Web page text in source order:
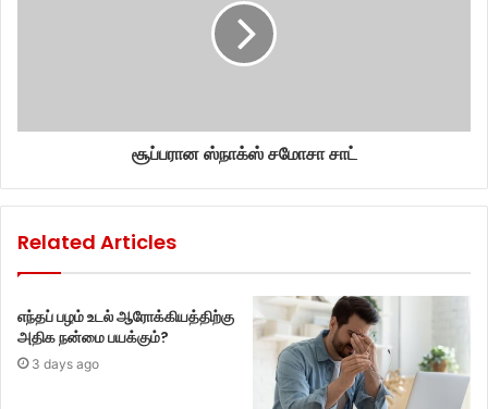
சூப்பரான ஸ்நாக்ஸ் சமோசா சாட்
Related Articles
எந்தப் பழம் உடல் ஆரோக்கியத்திற்கு
அதிக நன்மை பயக்கும்?
3 days ago